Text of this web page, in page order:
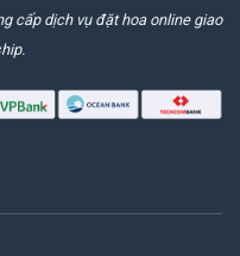
cấp dịch vụ đặt hoa online giao